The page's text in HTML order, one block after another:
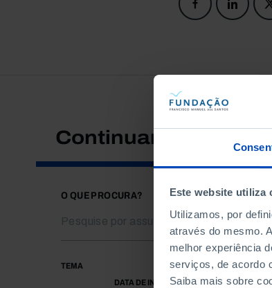
Este website utiliza
Utilizamos, por
através do mesmo.
melhor experiência
serviços, de acordo
Saiba mais sobre
Continuar a
O QUE PROCURA?
TEMA
DATA DE INÍCIO